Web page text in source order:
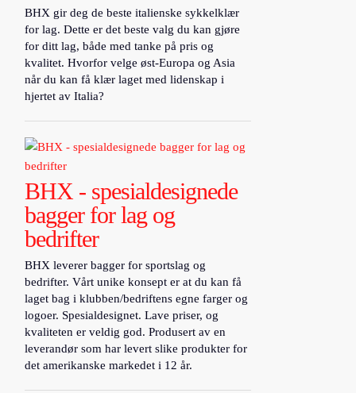
BHX gir deg de beste italienske sykkelklær
for lag. Dette er det beste valg du kan gjøre
for ditt lag, både med tanke på pris og
kvalitet. Hvorfor velge øst-Europa og Asia
når du kan få klær laget med lidenskap i
hjertet av Italia?
BHX - spesialdesignede
bagger for lag og
bedrifter
BHX leverer bagger for sportslag og
bedrifter. Vårt unike konsept er at du kan få
laget bag i klubben/bedriftens egne farger og
logoer. Spesialdesignet. Lave priser, og
kvaliteten er veldig god. Produsert av en
leverandør som har levert slike produkter for
det amerikanske markedet i 12 år.